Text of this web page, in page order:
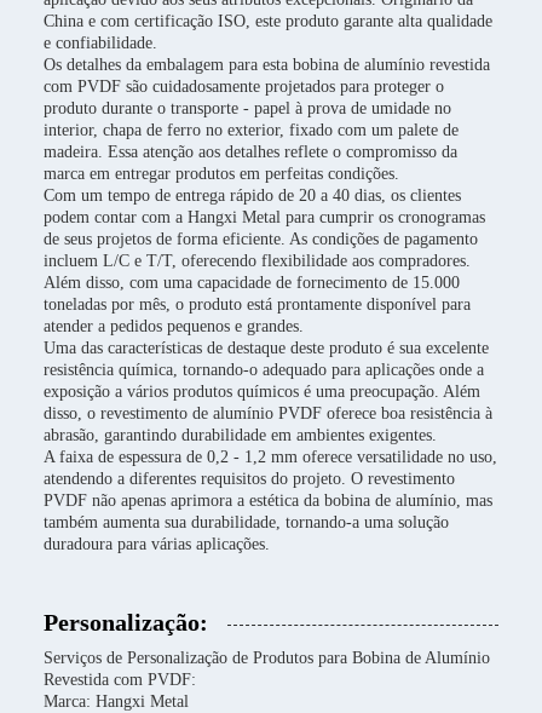
China e com certificação ISO, este produto garante alta qualidade
e confiabilidade.
Os detalhes da embalagem para esta bobina de alumínio revestida
com PVDF são cuidadosamente projetados para proteger o
produto durante o transporte - papel à prova de umidade no
interior, chapa de ferro no exterior, fixado com um palete de
madeira. Essa atenção aos detalhes reflete o compromisso da
marca em entregar produtos em perfeitas condições.
Com um tempo de entrega rápido de 20 a 40 dias, os clientes
podem contar com a Hangxi Metal para cumprir os cronogramas
de seus projetos de forma eficiente. As condições de pagamento
incluem L/C e T/T, oferecendo flexibilidade aos compradores.
Além disso, com uma capacidade de fornecimento de 15.000
toneladas por mês, o produto está prontamente disponível para
atender a pedidos pequenos e grandes.
Uma das características de destaque deste produto é sua excelente
resistência química, tornando-o adequado para aplicações onde a
exposição a vários produtos químicos é uma preocupação. Além
disso, o revestimento de alumínio PVDF oferece boa resistência à
abrasão, garantindo durabilidade em ambientes exigentes.
A faixa de espessura de 0,2 - 1,2 mm oferece versatilidade no uso,
atendendo a diferentes requisitos do projeto. O revestimento
PVDF não apenas aprimora a estética da bobina de alumínio, mas
também aumenta sua durabilidade, tornando-a uma solução
duradoura para várias aplicações.
Personalização:
Serviços de Personalização de Produtos para Bobina de Alumínio
Revestida com PVDF:
Marca: Hangxi Metal